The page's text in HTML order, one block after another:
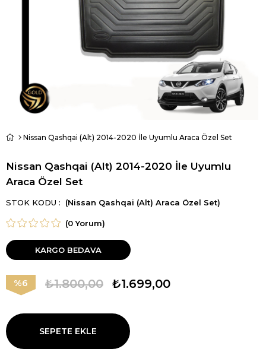
Nissan Qashqai (Alt) 2014-2020 İle Uyumlu Araca Özel Set
Nissan Qashqai (Alt) 2014-2020 İle Uyumlu
Araca Özel Set
STOK KODU (Nissan Qashqai (Alt) Araca Özel Set)
(0 Yorum)
KARGO BEDAVA
6 ₺1.800,00 ₺1.699,00